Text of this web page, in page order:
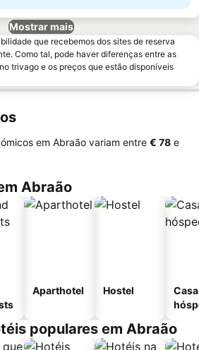
Mostrar mais
que recebemos dos sites de reserva
Como tal, pode haver diferenças entre as
trivago e os preços que estão disponíveis
em Abraão variam entre ‎€ 78 e
Abraão
Aparthotel Hostel
populares em Abraão